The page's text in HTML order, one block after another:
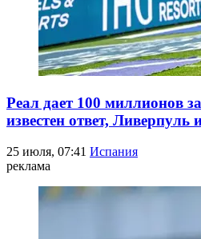
Реал дает 100 миллионов
известен ответ,
25 июля, 07:41 Испания
реклама